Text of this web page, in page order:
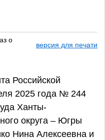
о
версия для печати
Российской
2025 года № 244
Ханты-
округа – Югры
Нина Алексеевна и